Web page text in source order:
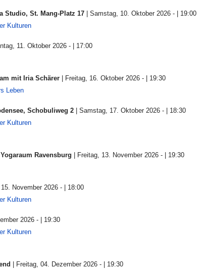
Studio, St. Mang-Platz 17 | Samstag, 10. Oktober 2026 - | 19:00
Kulturen
11. Oktober 2026 - | 17:00
mit Iria Schärer | Freitag, 16. Oktober 2026 - | 19:30
Leben
Schobuliweg 2 | Samstag, 17. Oktober 2026 - | 18:30
Kulturen
Ravensburg | Freitag, 13. November 2026 - | 19:30
15. November 2026 - | 18:00
Kulturen
2026 - | 19:30
Kulturen
| Freitag, 04. Dezember 2026 - | 19:30